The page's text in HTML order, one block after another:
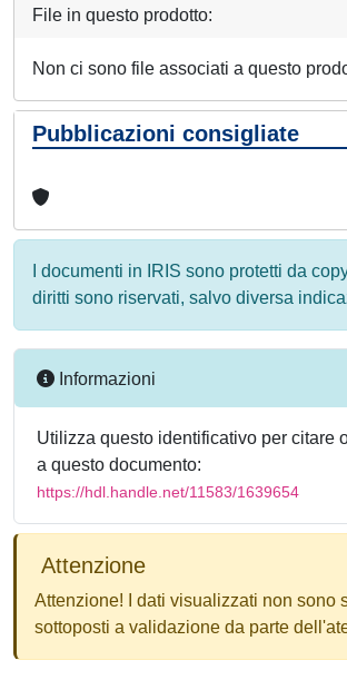
File in questo prodotto:
Non ci sono file associati a questo
Pubblicazioni consigliate
I documenti in IRIS sono protetti da
diritti sono riservati, salvo diversa
Informazioni
Utilizza questo identificativo per citare
a questo documento:
https://hdl.handle.net/11583/1639654
Attenzione
Attenzione! I dati visualizzati non sono
sottoposti a validazione da parte